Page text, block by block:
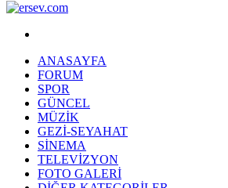
ANASAYFA
FORUM
SPOR
GÜNCEL
MÜZİK
GEZİ-SEYAHAT
SİNEMA
TELEVİZYON
FOTO GALERİ